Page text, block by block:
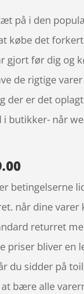
på i den
købe det
før dig og
de rigtige
er det
butikker- når
betingelserne
når dine
returret
bliver en
du sidder på
bære alle